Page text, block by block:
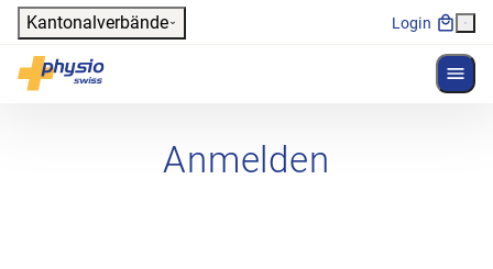
Header
Kantonalverbände Login
Physioswiss
Hauptnavigation
Anmelden